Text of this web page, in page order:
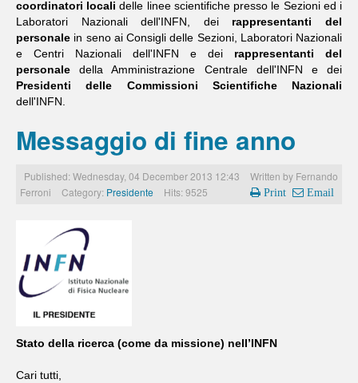
coordinatori locali delle linee scientifiche presso le Sezioni ed i
Laboratori Nazionali dell'INFN, dei rappresentanti del
personale in seno ai Consigli delle Sezioni, Laboratori Nazionali
e Centri Nazionali dell'INFN e dei rappresentanti del
personale della Amministrazione Centrale dell'INFN e dei
Presidenti delle Commissioni Scientifiche Nazionali
dell'INFN.
Messaggio di fine anno
Published: Wednesday, 04 December 2013 12:43 Written by Fernando
Ferroni
Category: Presidente Hits: 9525 Print Email
Stato della ricerca (come da missione) nell’INFN
Cari tutti,